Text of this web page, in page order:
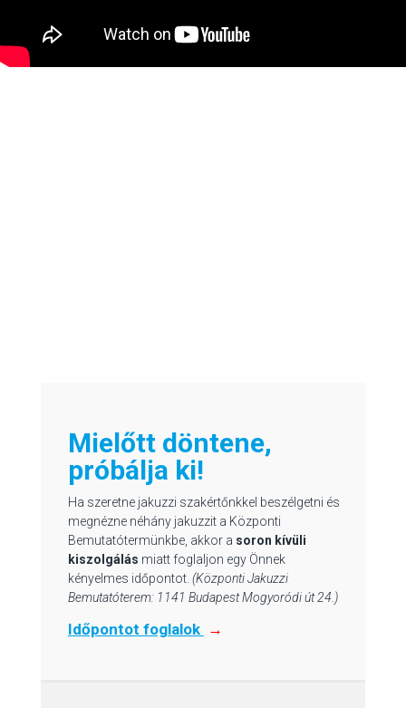
Mielőtt döntene,
próbálja ki!
Ha szeretne jakuzzi szakértőnkkel beszélgetni és
megnézne néhány jakuzzit a Központi
Bemutatótermünkbe, akkor a soron kívüli
kiszolgálás miatt foglaljon egy Önnek
kényelmes időpontot. (Központi Jakuzzi
Bemutatóterem: 1141 Budapest Mogyoródi út 24.)
Időpontot foglalok →